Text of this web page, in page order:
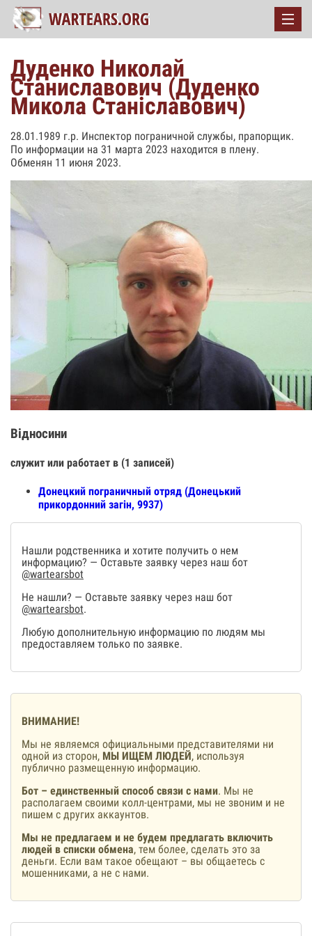
Дуденко Николай
Станиславович (Дуденко
Микола Станіславович)
28.01.1989 г.р. Инспектор пограничной службы, прапорщик.
По информации на 31 марта 2023 находится в плену.
Обменян 11 июня 2023.
Відносини
служит или работает в (1 записей)
Донецкий пограничный отряд (Донецький
прикордонний загін, 9937)
Нашли родственника и хотите получить о нем
информацию? — Оставьте заявку через наш бот
@wartearsbot
Не нашли? — Оставьте заявку через наш бот
@wartearsbot.
Любую дополнительную информацию по людям мы
предоставляем только по заявке.
ВНИМАНИЕ!
Мы не являемся официальными представителями ни
одной из сторон, МЫ ИЩЕМ ЛЮДЕЙ, используя
публично размещенную информацию.
Бот – единственный способ связи с нами. Мы не
располагаем своими колл-центрами, мы не звоним и не
пишем с других аккаунтов.
Мы не предлагаем и не будем предлагать включить
людей в списки обмена, тем более, сделать это за
деньги. Если вам такое обещают – вы общаетесь с
мошенниками, а не с нами.